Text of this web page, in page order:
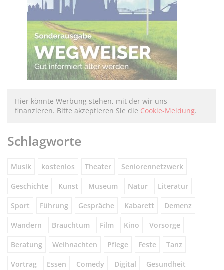
Hier könnte Werbung stehen, mit der wir uns
finanzieren. Bitte akzeptieren Sie die Cookie-Meldung.
Schlagworte
Musik kostenlos Theater Seniorennetzwerk
Geschichte Kunst Museum Natur Literatur
Sport Führung Gespräche Kabarett Demenz
Wandern Brauchtum Film Kino Vorsorge
Beratung Weihnachten Pflege Feste Tanz
Vortrag Essen Comedy Digital Gesundheit